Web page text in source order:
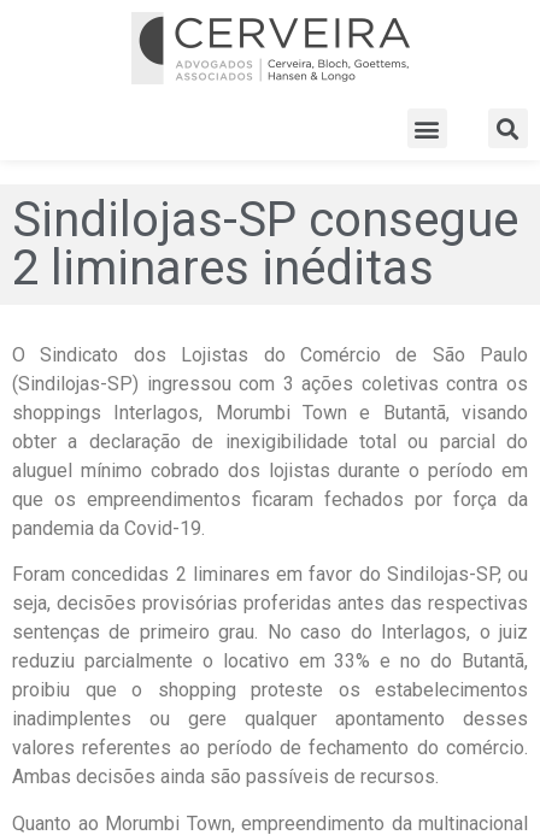
Sindilojas-SP consegue
2 liminares inéditas
O Sindicato dos Lojistas do Comércio de São Paulo
(Sindilojas-SP) ingressou com 3 ações coletivas contra os
shoppings Interlagos, Morumbi Town e Butantã, visando
obter a declaração de inexigibilidade total ou parcial do
aluguel mínimo cobrado dos lojistas durante o período em
que os empreendimentos ficaram fechados por força da
pandemia da Covid-19.
Foram concedidas 2 liminares em favor do Sindilojas-SP, ou
seja, decisões provisórias proferidas antes das respectivas
sentenças de primeiro grau. No caso do Interlagos, o juiz
reduziu parcialmente o locativo em 33% e no do Butantã,
proibiu que o shopping proteste os estabelecimentos
inadimplentes ou gere qualquer apontamento desses
valores referentes ao período de fechamento do comércio.
Ambas decisões ainda são passíveis de recursos.
Quanto ao Morumbi Town, empreendimento da multinacional